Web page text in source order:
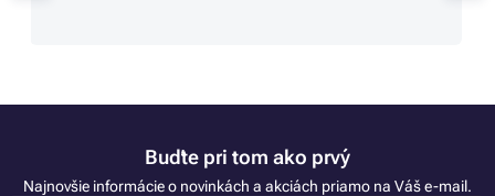
Buďte pri tom ako prvý
Najnovšie informácie o novinkách a akciách priamo na Váš e-mail.